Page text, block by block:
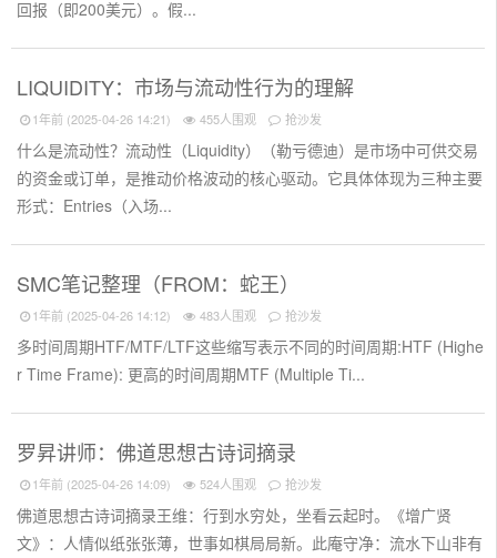
回报（即200美元）。假...
LIQUIDITY：市场与流动性行为的理解
1年前 (2025-04-26 14:21) 455人围观 抢沙发
什么是流动性？流动性（Liquidity）（勒亏德迪）是市场中可供交易
的资金或订单，是推动价格波动的核心驱动。它具体体现为三种主要
形式：Entries（入场...
SMC笔记整理（FROM：蛇王）
1年前 (2025-04-26 14:12) 483人围观 抢沙发
多时间周期HTF/MTF/LTF这些缩写表示不同的时间周期:HTF (Highe
r Time Frame): 更高的时间周期MTF (Multiple Ti...
罗昇讲师：佛道思想古诗词摘录
1年前 (2025-04-26 14:09) 524人围观 抢沙发
佛道思想古诗词摘录王维：行到水穷处，坐看云起时。《增广贤
文》：人情似纸张张薄，世事如棋局局新。此庵守净：流水下山非有